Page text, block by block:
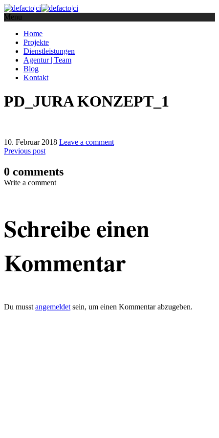
Menu
Home
Projekte
Dienstleistungen
Agentur | Team
Blog
Kontakt
PD_JURA KONZEPT_1
10. Februar 2018 Leave a comment
Previous post
0 comments
Write a comment
Schreibe einen
Kommentar
Du musst angemeldet sein, um einen Kommentar abzugeben.